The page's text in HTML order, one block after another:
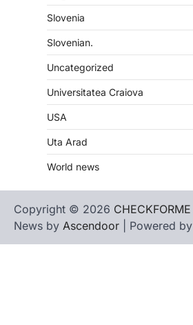
Slovenia
Slovenian.
Uncategorized
Universitatea Craiova
USA
Uta Arad
World news
Copyright © 2026 CHECKFORME
News by Ascendoor | Powered by